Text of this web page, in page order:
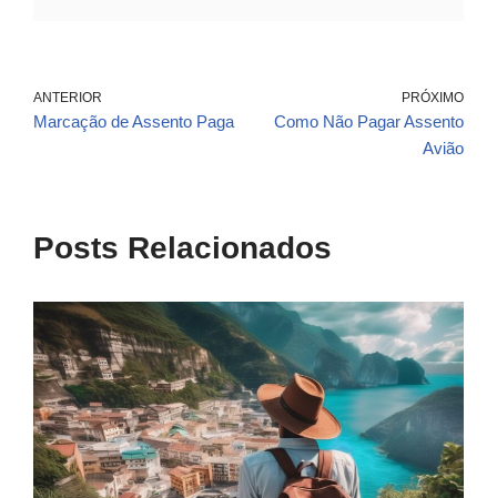
ANTERIOR
Marcação de Assento Paga
PRÓXIMO
Como Não Pagar Assento
Avião
Posts Relacionados